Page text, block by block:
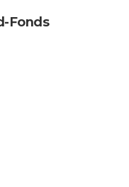
Fonds